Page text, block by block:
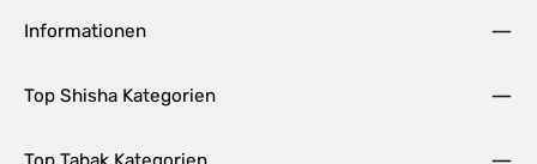
Informationen
Top Shisha Kategorien